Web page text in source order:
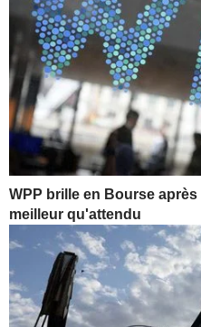
WPP brille en Bourse
meilleur qu'attendu